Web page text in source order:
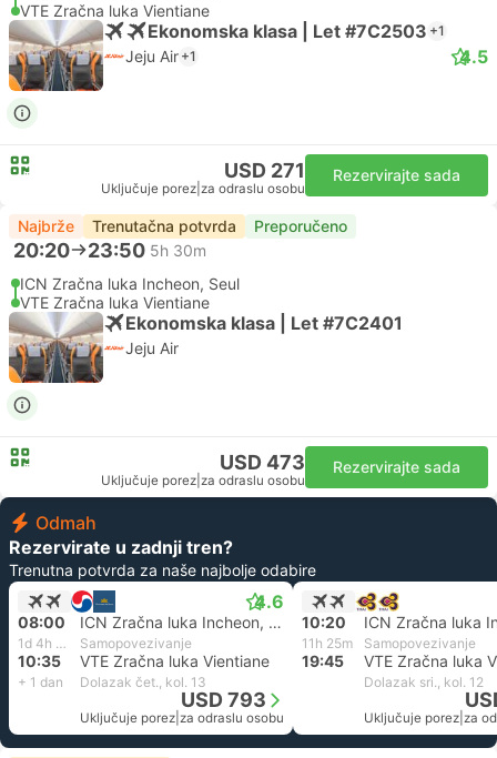
VTE Zračna luka Vientiane
Ekonomska klasa | Let #7C2503 +1
Jeju Air +1 4.5
USD 271
Uključuje porez za odraslu osobu
Rezervirajte sada
Najbrže Trenutačna potvrda Preporučeno
20:20 23:50 5h 30m
ICN Zračna luka Incheon, Seul
VTE Zračna luka Vientiane
Ekonomska klasa | Let #7C2401
Jeju Air
USD 473
Uključuje porez za odraslu osobu
Rezervirajte sada
Odmah
Rezervirate u zadnji tren?
Trenutna potvrda za naše najbolje odabire
4.6
08:00 ICN Zračna luka Incheon, Seul
1d 4h 35m Samopovezivanje
10:35 VTE Zračna luka Vientiane
+ 1 dan Dolazak čet., kol. 13
USD 793
Uključuje porez za odraslu osobu
10:20
11h 25m Samopovezivanje
19:45 VTE Zračna luka
Dolazak sri., kol. 12
Uključuje porez za